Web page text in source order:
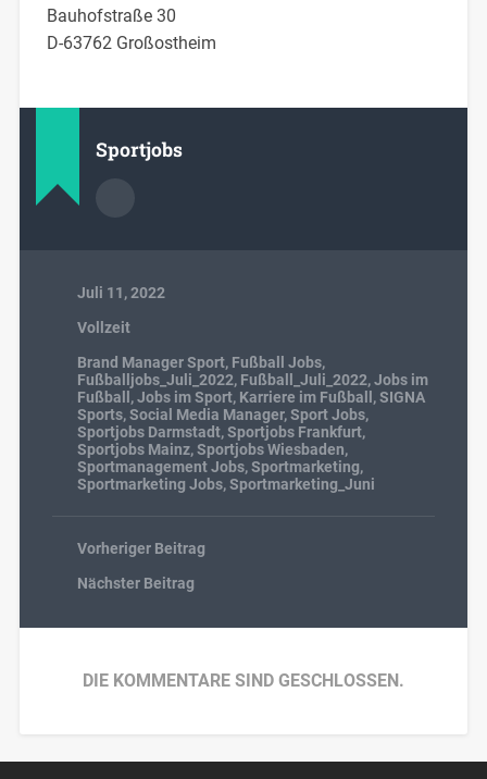
Bauhofstraße 30
D-63762 Großostheim
Sportjobs
Juli 11, 2022
Vollzeit
Brand Manager Sport, Fußball Jobs,
Fußballjobs_Juli_2022, Fußball_Juli_2022,Jobs im
Fußball ,Jobs im Sport, Karriere im Fußball ,SIGNA
Sports,Social Media Manager,Sport Jobs,
Sportjobs Darmstadt,Sportjobs Frankfurt,
Sportjobs Mainz,Sportjobs Wiesbaden,
Sportmanagement Jobs,Sportmarketing,
Sportmarketing Jobs,Sportmarketing_Juni
Vorheriger Beitrag
Nächster Beitrag
DIE KOMMENTARE SIND GESCHLOSSEN.